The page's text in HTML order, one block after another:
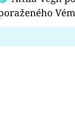
raději